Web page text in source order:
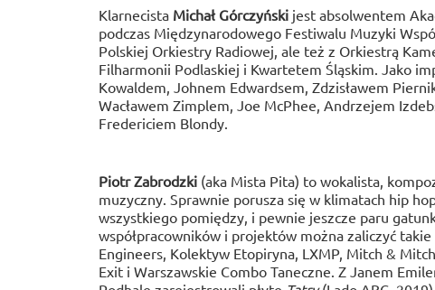
Klarnecista Michał Górczyński jest absolwentem
podczas Międzynarodowego Festiwalu Muzyki
Polskiej Orkiestry Radiowej, ale też z Orkiestrą
Filharmonii Podlaskiej i Kwartetem Śląskim. Jako
Kowaldem, Johnem Edwardsem, Zdzisławem
Wacławem Zimplem, Joe McPhee, Andrzejem
Fredericiem Blondy.
Piotr Zabrodzki (aka Mista Pita) to wokalista,
muzyczny. Sprawnie porusza się w klimatach hip
wszystkiego pomiędzy, i pewnie jeszcze paru
współpracowników i projektów można zaliczyć
Engineers, Kolektyw Etopiryna, LXMP, Mitch &
Exit i Warszawskie Combo Taneczne. Z Janem